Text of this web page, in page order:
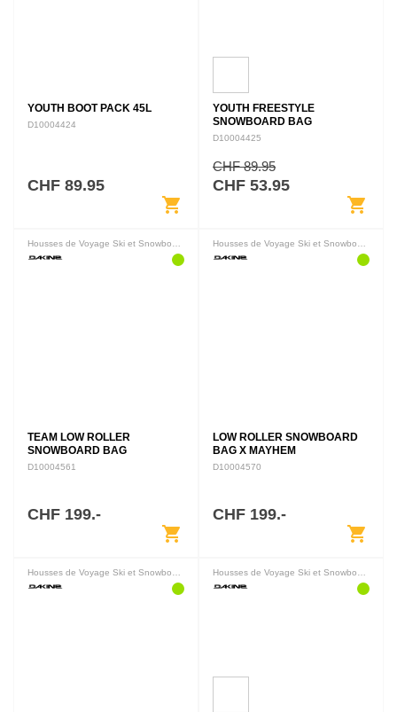
YOUTH BOOT PACK 45L
D10004424
CHF 89.95
shopping_cart
YOUTH FREESTYLE
SNOWBOARD BAG
D10004425
CHF 89.95
CHF 53.95
shopping_cart
Housses de Voyage Ski et Snowboard
TEAM LOW ROLLER
SNOWBOARD BAG
D10004561
CHF 199.-
shopping_cart
Housses de Voyage Ski et Snowboard
LOW ROLLER SNOWBOARD
BAG X MAYHEM
D10004570
CHF 199.-
shopping_cart
Housses de Voyage Ski et Snowboard Housses de Voyage Ski et Snowboard